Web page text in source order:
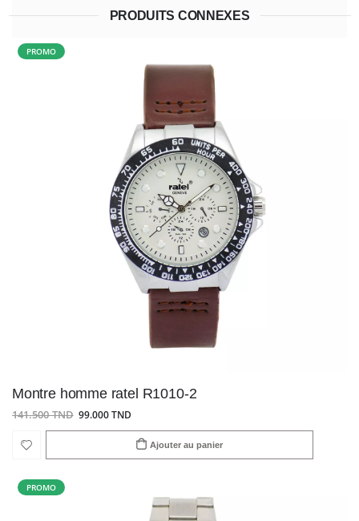
PRODUITS CONNEXES
PROMO
Montre homme ratel R1010-2
141.500 TND 99.000 TND
Ajouter au panier
PROMO